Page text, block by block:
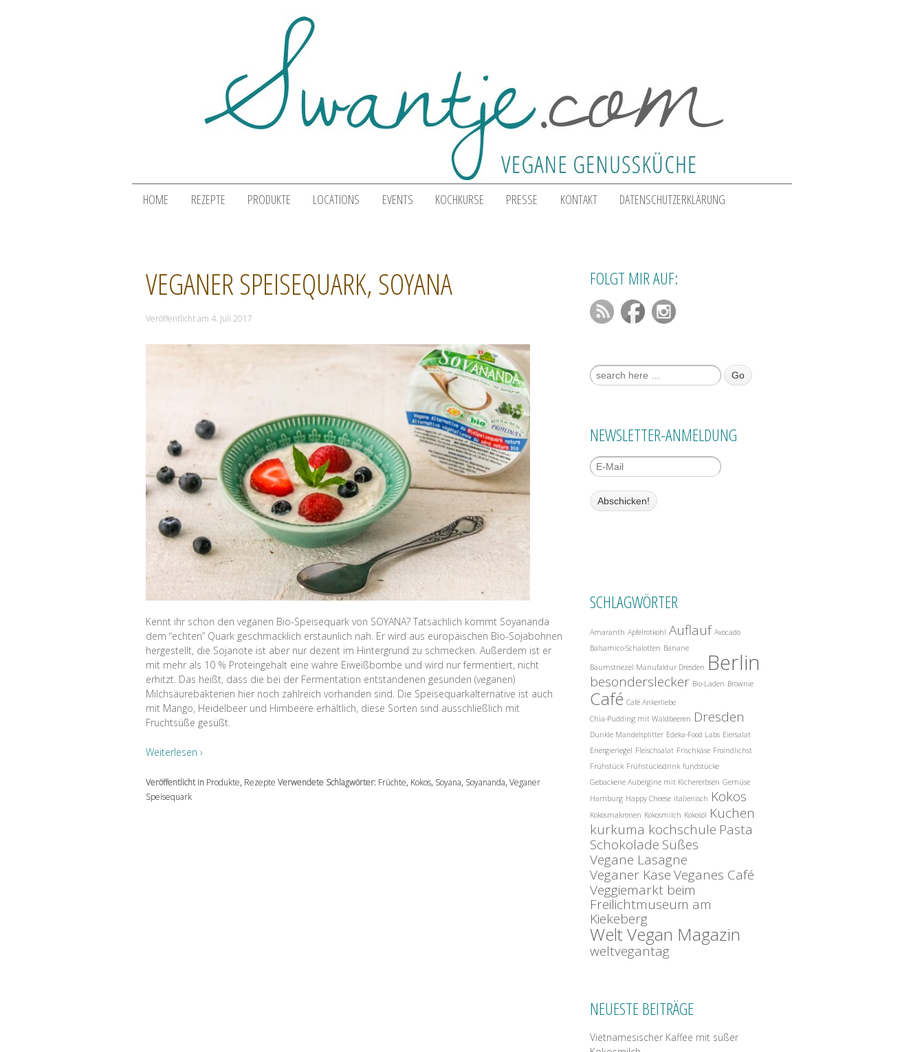
HOME REZEPTE PRODUKTE LOCATIONS EVENTS KOCHKURSE PRESSE KONTAKT DATENSCHUTZERKLÄRUNG
VEGANER SPEISEQUARK, SOYANA
Veröffentlicht am 4. Juli 2017
Kennt ihr schon den veganen Bio-Speisequark von SOYANA? Tatsächlich kommt Soyananda
dem “echten” Quark geschmacklich erstaunlich nah. Er wird aus europäischen Bio-Sojabohnen
hergestellt, die Sojanote ist aber nur dezent im Hintergrund zu schmecken. Außerdem ist er
mit mehr als 10 % Proteingehalt eine wahre Eiweißbombe und wird nur fermentiert, nicht
erhitzt. Das heißt, dass die bei der Fermentation entstandenen gesunden (veganen)
Milchsäurebakterien hier noch zahlreich vorhanden sind. Die Speisequarkalternative ist auch
mit Mango, Heidelbeer und Himbeere erhältlich, diese Sorten sind ausschließlich mit
Fruchtsüße gesüßt.
Weiterlesen ›
Veröffentlicht in Produkte, Rezepte Verwendete Schlagwörter: Früchte, Kokos, Soyana, Soyananda,Veganer
Speisequark
FOLGT MIR AUF:
Suche nach:
NEWSLETTER-ANMELDUNG
SCHLAGWÖRTER
Amaranth Apfelrotkohl Auflauf Avocado
Balsamico-Schalotten Banane
Baumstriezel Manufaktur Dresden Berlin
besonderslecker Bio-Laden Brownie
Café Café Ankerliebe
Chia-Pudding mit Waldbeeren Dresden
Dunkle Mandelsplitter Edeka-Food Labs Eiersalat
Energieriegel Fleischsalat Frischkäse Froindlichst
Frühstück Frühstücksdrink fundstücke
Gebackene Aubergine mit Kichererbsen Gemüse
Hamburg Happy Cheese italienisch Kokos
Kokosmakronen Kokosmilch Kokosöl Kuchen
kurkuma kochschule Pasta
Schokolade Süßes
Vegane Lasagne
Veganer Käse Veganes Café
Veggiemarkt beim
Freilichtmuseum am
Kiekeberg
Welt Vegan Magazin
weltvegantag
NEUESTE BEITRÄGE
Vietnamesischer Kaffee mit süßer